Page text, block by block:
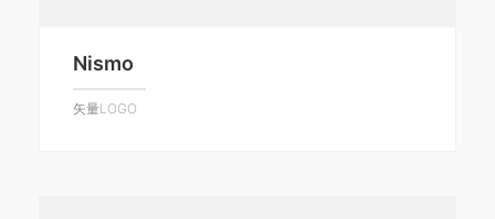
Nismo
矢量LOGO